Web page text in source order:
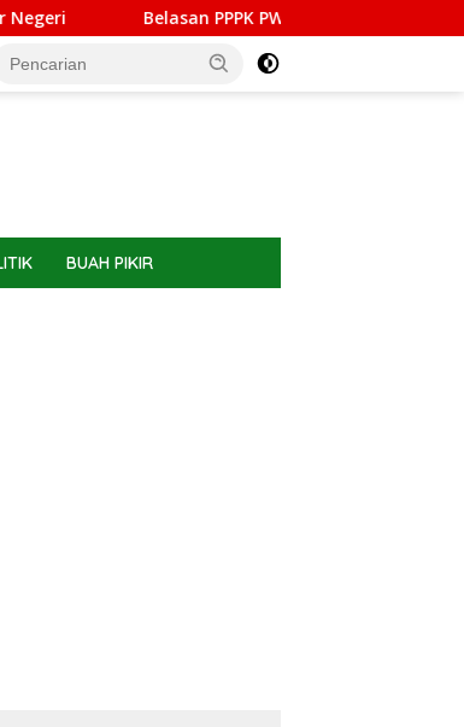
Belasan PPPK PW Meranti Memilih Berhenti, Ini
BUAH PIKIR